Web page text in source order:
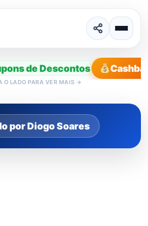
de Descontos
O LADO PARA VER MAIS →
por Diogo Soares